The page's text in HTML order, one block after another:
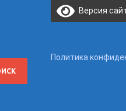
Версия
Политика